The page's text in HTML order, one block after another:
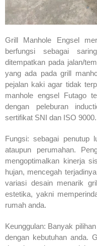
Grill Manhole Engsel
berfungsi sebagai
ditempatkan pada jalan/
yang ada pada grill
pejalan kaki agar tidak
manhole engsel Futago
dengan peleburan
sertifikat SNI dan ISO 9000.
Fungsi: sebagai penutup
ataupun perumahan.
mengoptimalkan kinerja
hujan, mencegah
variasi desain menarik
estetika, yakni
rumah anda.
Keunggulan: Banyak
dengan kebutuhan anda.